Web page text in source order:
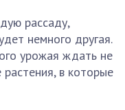
рассаду,
немного другая.
урожая ждать не
в которые